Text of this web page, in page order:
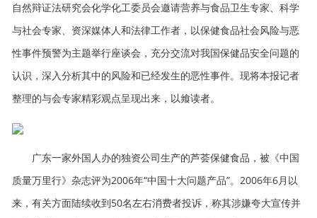
自然辩证法研究会化学化工委员会邀请营养与食品卫生专家、科学
与社会专家、资深媒体人和法律工作者，以保健食品社会风险与恶
性事件预警为主题举行座谈会，充分交流对我国保健品安全问题的
认识，深入分析其中的风险和已经发生的恶性事件。现将本报记者
整理的与会专家精彩观点呈现出来，以飨读者。
广东一家外国人办的独资公司生产的芦荟保健食品，被《中国
质量万里行》杂志评为2006年“中国十大问题产品”。2006年6月以
来，有关方面陆续收到50名左右消费者投诉，称其涉嫌夸大宣传并